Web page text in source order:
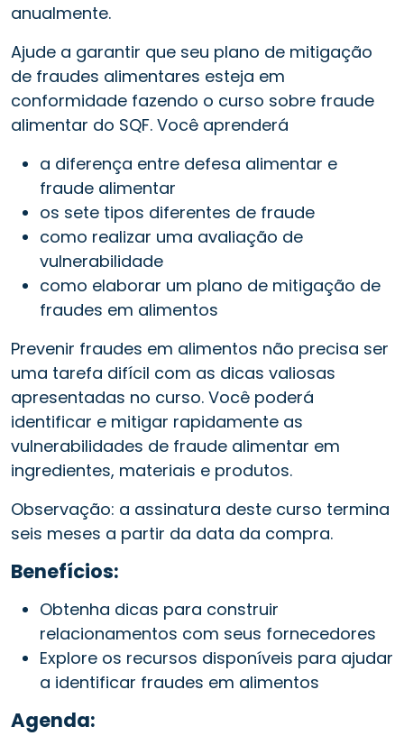
anualmente.
Ajude a garantir que seu plano de mitigação
de fraudes alimentares esteja em
conformidade fazendo o curso sobre fraude
alimentar do SQF. Você aprenderá
a diferença entre defesa alimentar e
fraude alimentar
os sete tipos diferentes de fraude
como realizar uma avaliação de
vulnerabilidade
como elaborar um plano de mitigação de
fraudes em alimentos
Prevenir fraudes em alimentos não precisa ser
uma tarefa difícil com as dicas valiosas
apresentadas no curso. Você poderá
identificar e mitigar rapidamente as
vulnerabilidades de fraude alimentar em
ingredientes, materiais e produtos.
Observação: a assinatura deste curso termina
seis meses a partir da data da compra.
Benefícios:
Obtenha dicas para construir
relacionamentos com seus fornecedores
Explore os recursos disponíveis para ajudar
a identificar fraudes em alimentos
Agenda: